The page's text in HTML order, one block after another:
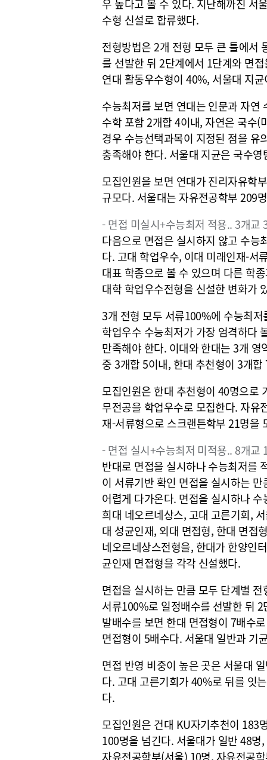
우 높다고 볼 수 있다. 지난해까진 서
수형 신설로 합류했다.
전형방법은 2개 전형 모두 큰 틀에서
를 선발한 뒤 2단계에서 1단계와 면
연대 활동우수형이 40%, 서울대 지
수능최저를 보면 연대는 인문과 자연
수학 포함 2개합 4이내, 자연은 국수
경우 수능선택과목이 지정된 점을 유
충족해야 한다. 서울대 지균은 국수
모집인원을 보면 연대가 진리자유학
규모다. 서울대는 자유전공학부 209
- 면접 미실시+수능최저 적용.. 3개교
다음으로 면접은 실시하지 않고 수능
다. 고대 학업우수, 이대 미래인재-서
대표 학종으로 볼 수 있으며 다른 학
대학 학업우수전형을 신설한 변화가
3개 전형 모두 서류100%에 수능최
학업우수 수능최저가 가장 엄격하다
만족해야 한다. 이대와 한대는 3개
중 3개합 5이내, 한대 추천형이 3개합
모집인원은 한대 추천형이 40명으로
무전공을 학업우수로 모집한다. 자유
재-서류형으로 스크랜튼학부 21명
- 면접 실시+수능최저 미적용.. 8개교
반대로 면접을 실시하나 수능최저를
이 서류기반 확인 면접을 실시하는
어렵게 다가온다. 면접을 실시하나
희대 네오르네상스, 고대 고른기회,
대 성균인재, 외대 면접형, 한대 면접
네오르네상스전형을, 한대가 한양인
균인재 면접형을 각각 신설했다.
면접을 실시하는 만큼 모두 단계별
서류100%로 일정배수를 선발한 뒤
발배수를 보면 한대 면접형이 7배수
면접형이 5배수다. 서울대 일반과 기
면접 반영 비중이 높은 곳은 서울대
다. 고대 고른기회가 40%로 뒤를 잇
다.
모집인원은 건대 KU자기추천이 183
100명을 넘긴다. 서울대가 일반 48
자유전공학부(서울) 10명, 자유전공